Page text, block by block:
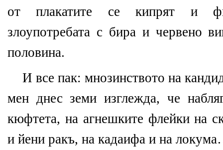
от плакатите се кипрят и
злоупотребата с бира и червено
половина.
И все пак: мнозинството на
мен днес земи изглежда, че
кюфтета, на агнешките флейки на
и йени ракъ, на кадаифа и на